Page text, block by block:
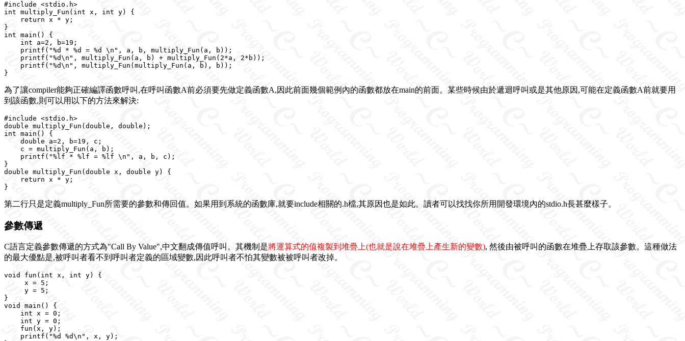
#include <stdio.h>
int multiply_Fun(int x, int y) {
    return x * y;
}
int main() {
    int a=2, b=19;
    printf("%d * %d = %d \n", a, b, multiply_Fun(a, b));
    printf("%d\n", multiply_Fun(a, b) + multiply_Fun(2*a, 2*b));
    printf("%d\n", multiply_Fun(multiply_Fun(a, b), b));
為了讓compiler能夠正確編譯函數呼叫,在呼叫函數A前必須要先做定義函數A,因此前面幾個範例內的函數都放在main的前面。某些時候由於遞迴呼叫或是其他原因,可能在定義函數A前就要用
到該函數,則可以用以下的方法來解決:
#include <stdio.h>
double multiply_Fun(double, double);
int main() {
    double a=2, b=19, c;
    c = multiply_Fun(a, b);
    printf("%lf * %lf = %lf \n", a, b, c);
}
double multiply_Fun(double x, double y) {
    return x * y;
第二行只是定義multiply_Fun所需要的參數和傳回值。如果用到系統的函數庫,就要include相關的.h檔,其原因也是如此。讀者可以找找你所用開發環境內的stdio.h長甚麼樣子。
參數傳遞
C語言定義參數傳遞的方式為"Call By Value",中文翻成傳值呼叫。其機制是將運算式的值複製到堆疊上(也就是說在堆疊上產生新的變數), 然後由被呼叫的函數在堆疊上存取該參數。這種做法
的最大優點是,被呼叫者看不到呼叫者定義的區域變數,因此呼叫者不怕其變數被被呼叫者改掉。
void fun(int x, int y) {
     x = 5;
     y = 5;
}
void main() {
    int x = 0;
    int y = 0;
    fun(x, y);
    printf("%d %d\n", x, y);